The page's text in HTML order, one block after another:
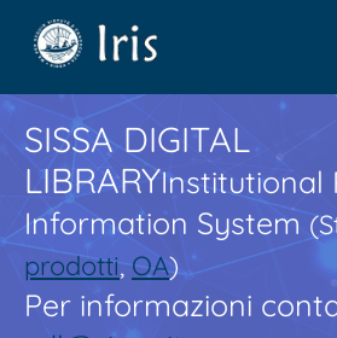
SISSA DIGITAL
LIBRARYInstitutional
Information System
prodotti,OA)
Per informazioni